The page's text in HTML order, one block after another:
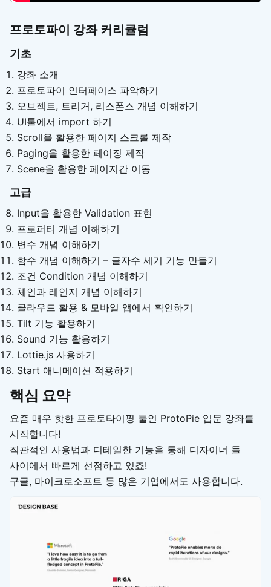
프로토파이 강좌 커리큘럼
기초
강좌 소개
프로토파이 인터페이스 파악하기
오브젝트, 트리거, 리스폰스 개념 이해하기
UI툴에서 import 하기
Scroll을 활용한 페이지 스크롤 제작
Paging을 활용한 페이징 제작
Scene을 활용한 페이지간 이동
고급
Input을 활용한 Validation 표현
프로퍼티 개념 이해하기
변수 개념 이해하기
함수 개념 이해하기 – 글자수 세기 기능 만들기
조건 Condition 개념 이해하기
체인과 레인지 개념 이해하기
클라우드 활용 & 모바일 앱에서 확인하기
Tilt 기능 활용하기
Sound 기능 활용하기
Lottie.js 사용하기
Start 애니메이션 적용하기
핵심 요약
요즘 매우 핫한 프로토타이핑 툴인 ProtoPie 입문 강좌를
시작합니다!
직관적인 사용법과 디테일한 기능을 통해 디자이너 들
사이에서 빠르게 선점하고 있죠!
구글, 마이크로소프트 등 많은 기업에서도 사용합니다.